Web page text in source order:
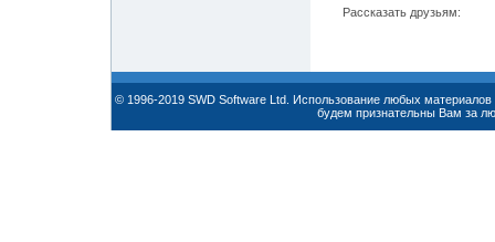
Рассказать друзьям:
© 1996-2019 SWD Software Ltd. Использование любых
будем признательны Вам за